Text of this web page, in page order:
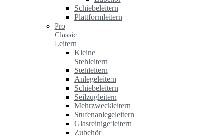
Schiebeleitern
Plattformleitern
Pro
Classic
Leitern
Kleine
Stehleitern
Stehleitern
Anlegeleitern
Schiebeleitern
Seilzugleitern
Mehrzweckleitern
Stufenanlegeleitern
Glasreinigerleitern
Zubehör